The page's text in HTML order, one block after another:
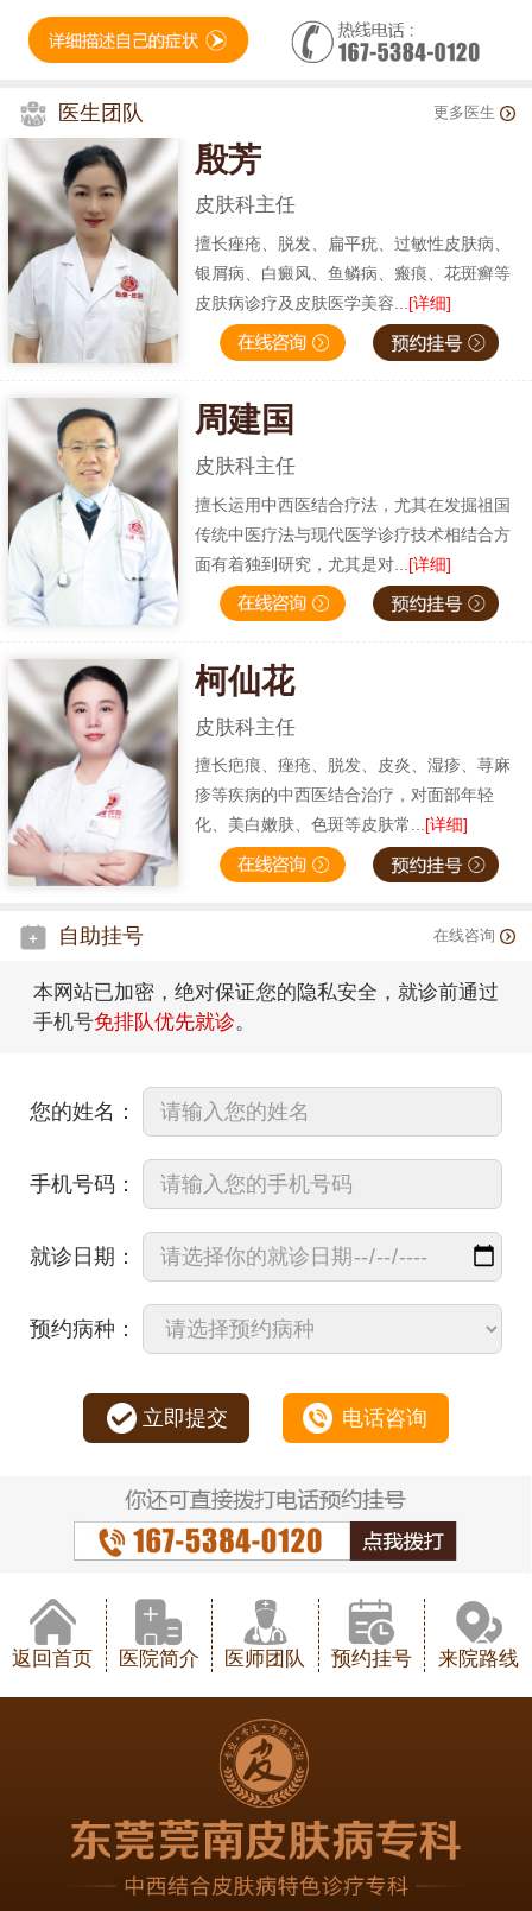
医生团队 更多医生
殷芳
皮肤科主任
擅长痤疮、脱发、扁平疣、过敏性皮肤病、
银屑病、白癜风、鱼鳞病、瘢痕、花斑癣等
皮肤病诊疗及皮肤医学美容... [详细]
周建国
皮肤科主任
擅长运用中西医结合疗法，尤其在发掘祖国
传统中医疗法与现代医学诊疗技术相结合方
面有着独到研究，尤其是对... [详细]
柯仙花
皮肤科主任
擅长疤痕、痤疮、脱发、皮炎、湿疹、荨麻
疹等疾病的中西医结合治疗，对面部年轻
化、美白嫩肤、色斑等皮肤常...[详细]
自助挂号 在线咨询
本网站已加密，绝对保证您的隐私安全，就诊前通过
手机号免排队优先就诊。
您的姓名：
手机号码：
就诊日期：
预约病种：
立即提交 电话咨询
返回首页 医院简介 医师团队 预约挂号 来院路线